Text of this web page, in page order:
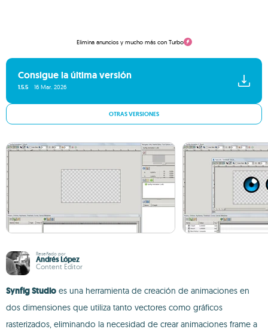
Elimina anuncios y mucho más con Turbo
Consigue la última versión
1.5.5 16 Mar. 2026
OTRAS VERSIONES
Reseñado por
Andrés López
Content Editor
Synfig Studio es una herramienta de creación de animaciones en
dos dimensiones que utiliza tanto vectores como gráficos
rasterizados, eliminando la necesidad de crear animaciones frame a